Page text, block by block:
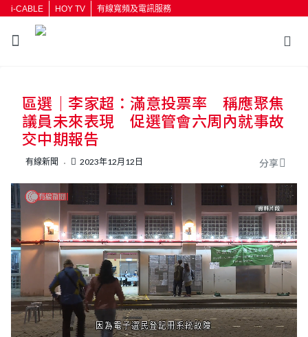
i-CABLE HOY TV 有線寬頻及電訊服務
按輸入鍵開始搜尋
區選｜李家超：滿意投票率 稱應聚焦
議員未來表現 促選管會六周內就事故
交中期報告
有線新聞 2023年12月12日 分享